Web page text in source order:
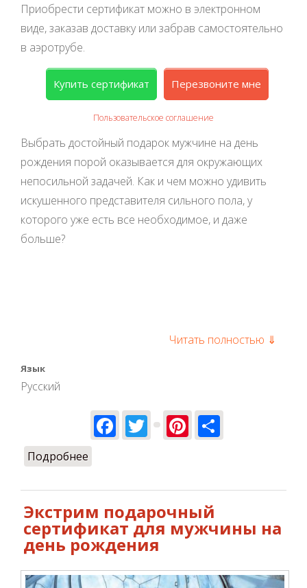
Приобрести сертификат можно в электронном
виде, заказав доставку или забрав самостоятельно
в аэротрубе.
Купить сертификат Перезвоните мне
Пользовательское соглашение
Выбрать достойный подарок мужчине на день
рождения порой оказывается для окружающих
непосильной задачей. Как и чем можно удивить
искушенного представителя сильного пола, у
которого уже есть все необходимое, и даже
больше?
Читать полностью ⇓
Язык
Русский
Facebook
TwitterPinterest
Подробнее
Экстрим подарочный
сертификат для мужчины на
день рождения